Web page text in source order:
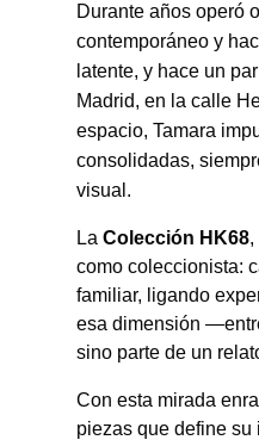
Durante años operó
contemporáneo y
latente, y hace un
Madrid, en la calle
espacio, Tamara
consolidadas,
visual.
La Colección HK68,
como coleccionista:
familiar, ligando
esa dimensión
sino parte de un
Con esta mirada
piezas que define su